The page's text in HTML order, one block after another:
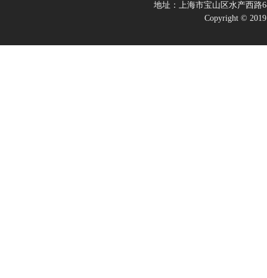
地址：上海市宝山区水产西路
Copyright ©